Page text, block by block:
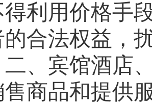
得利用价格手
的合法权益，
二、宾馆酒店
售商品和提供